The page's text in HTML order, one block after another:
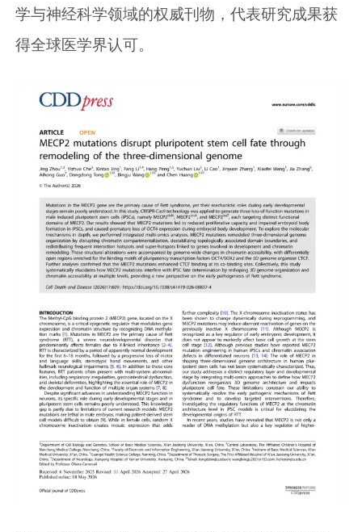
学与神经科学领域的权威刊物，代表研究成果获
得全球医学界认可。